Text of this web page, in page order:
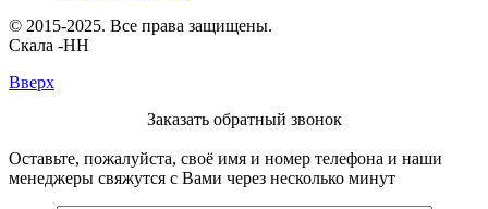
© 2015-2025. Все права защищены.
Скала -НН
Вверх
Заказать обратный звонок
Оставьте, пожалуйста, своё имя и номер телефона и наши
менеджеры свяжутся с Вами через несколько минут